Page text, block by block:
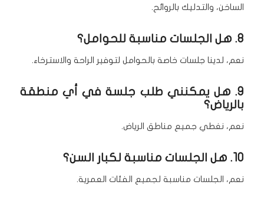
الساخن، والتدليك بالروائح.
8. هل الجلسات مناسبة للحوامل؟
نعم، لدينا جلسات خاصة بالحوامل لتوفير الراحة والاسترخاء.
9. هل يمكنني طلب جلسة في أي منطقة
بالرياض؟
نعم، نغطي جميع مناطق الرياض.
10. هل الجلسات مناسبة لكبار السن؟
نعم، الجلسات مناسبة لجميع الفئات العمرية.